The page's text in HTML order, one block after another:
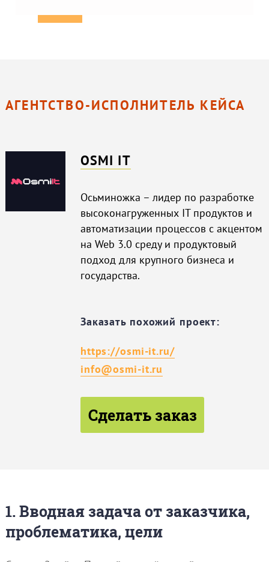
АГЕНТСТВО-ИСПОЛНИТЕЛЬ КЕЙСА
OSMI IT
Осьминожка – лидер по разработке
высоконагруженных IT продуктов и
автоматизации процессов с акцентом
на Web 3.0 среду и продуктовый
подход для крупного бизнеса и
государства.
Заказать похожий проект:
https://osmi-it.ru/
info@osmi-it.ru
Сделать заказ
1. Вводная задача от заказчика,
проблематика, цели